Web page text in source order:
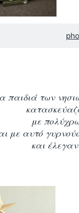
παιδιά των
με
με αυτό
και